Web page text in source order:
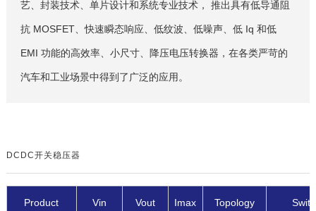
艺、封装技术、单片设计和系统专业技术， 推出具有低导通阻
抗 MOSFET、快速瞬态响应、低纹波、低噪声、低 Iq 和低
EMI 功能的高效率、小尺寸、降压电压转换器，在各类严苛的
汽车和工业场景中得到了广泛的应用。
DCDC开关稳压器
Product Vin Vout Imax Topology